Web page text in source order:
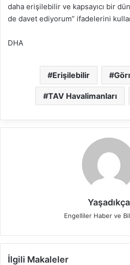
daha erişilebilir ve kapsayıcı bir
de davet ediyorum” ifadelerini
DHA
Erişilebilir
TAV Havalimanları
Yaşadıkça
Engelliler Haber ve
İlgili Makaleler